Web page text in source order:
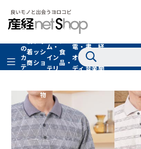
全
の
カ
テ
着
商
品
フ
ッ
シ
ョ
フ
ァ
シ
ョ
ン
物
ム・
イン
テリ
グル
食
品・
ドリ
家
電・
オー
ディ
書
籍・
音楽
経
聞
在庫切れ